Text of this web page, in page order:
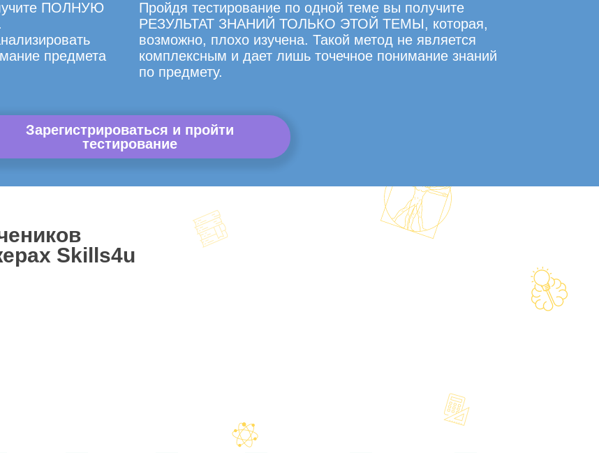
ПОЛНУЮ
предмета
Пройдя тестирование по одной теме вы получите
РЕЗУЛЬТАТ ЗНАНИЙ ТОЛЬКО ЭТОЙ ТЕМЫ, которая,
возможно, плохо изучена. Такой метод не является
комплексным и дает лишь точечное понимание знаний
по предмету.
Зарегистрироваться и пройти
тестирование
Skills4u